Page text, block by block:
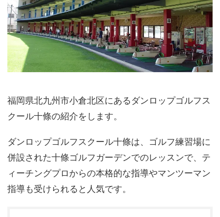
福岡県北九州市小倉北区にあるダンロップゴルフス
クール十條の紹介をします。
ダンロップゴルフスクール十條は、ゴルフ練習場に
併設された十條ゴルフガーデンでのレッスンで、テ
ィーチングプロからの本格的な指導やマンツーマン
指導も受けられると人気です。